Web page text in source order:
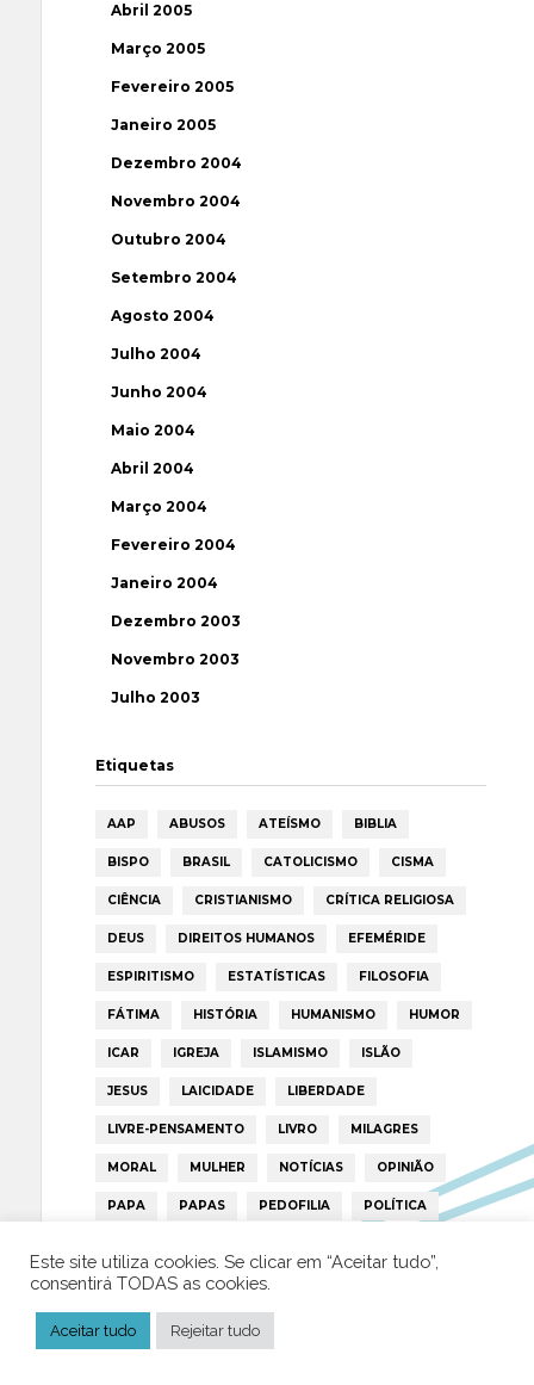
Abril 2005
Março 2005
Fevereiro 2005
Janeiro 2005
Dezembro 2004
Novembro 2004
Outubro 2004
Setembro 2004
Agosto 2004
Julho 2004
Junho 2004
Maio 2004
Abril 2004
Março 2004
Fevereiro 2004
Janeiro 2004
Dezembro 2003
Novembro 2003
Julho 2003
Etiquetas
AAP ABUSOS ATEÍSMO BIBLIA
BISPO BRASIL CATOLICISMO CISMA
CIÊNCIA CRISTIANISMO CRÍTICA RELIGIOSA
DEUS DIREITOS HUMANOS EFEMÉRIDE
ESPIRITISMO ESTATÍSTICAS FILOSOFIA
FÁTIMA HISTÓRIA HUMANISMO HUMOR
ICAR IGREJA ISLAMISMO ISLÃO
JESUS LAICIDADE LIBERDADE
LIVRE-PENSAMENTO LIVRO MILAGRES
MORAL MULHER NOTÍCIAS OPINIÃO
PAPA PAPAS PEDOFILIA POLÍTICA
TRUMP VATICANO
Este site utiliza cookies. Se clicar em “Aceitar tudo”,
consentirá TODAS as cookies.
Aceitar tudo Rejeitar tudo